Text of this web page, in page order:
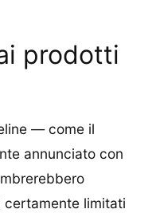
prodotti
— come il
annunciato con
certamente limitati